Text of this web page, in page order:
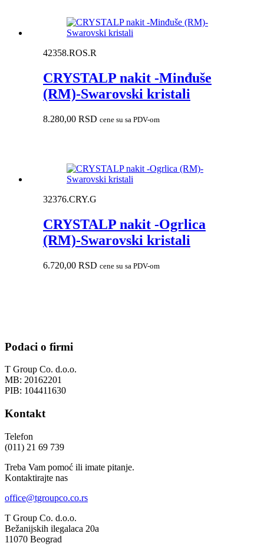
42358.ROS.R
CRYSTALP nakit -Minđuše
(RM)-Swarovski kristali
8.280,00 RSD cene su sa PDV-om
32376.CRY.G
CRYSTALP nakit -Ogrlica
(RM)-Swarovski kristali
6.720,00 RSD cene su sa PDV-om
Podaci o firmi
T Group Co. d.o.o.
MB: 20162201
PIB: 104411630
Kontakt
Telefon
(011) 21 69 739
Treba Vam pomoć ili imate pitanje.
Kontaktirajte nas
office@tgroupco.co.rs
T Group Co. d.o.o.
Bežanijskih ilegalaca 20a
11070 Beograd